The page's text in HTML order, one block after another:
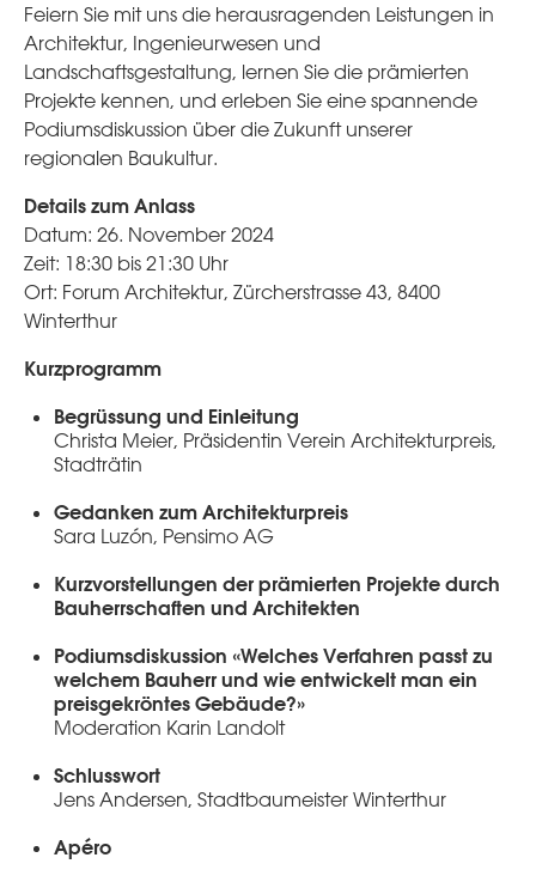
Feiern Sie mit uns die herausragenden Leistungen in
Architektur, Ingenieurwesen und
Landschaftsgestaltung, lernen Sie die prämierten
Projekte kennen, und erleben Sie eine spannende
Podiumsdiskussion über die Zukunft unserer
regionalen Baukultur.
Details zum Anlass
Datum: 26. November 2024
Zeit: 18:30 bis 21:30 Uhr
Ort: Forum Architektur, Zürcherstrasse 43, 8400
Winterthur
Kurzprogramm
Begrüssung und Einleitung
Christa Meier, Präsidentin Verein Architekturpreis,
Stadträtin
Gedanken zum Architekturpreis
Sara Luzón, Pensimo AG
Kurzvorstellungen der prämierten Projekte durch
Bauherrschaften und Architekten
Podiumsdiskussion «Welches Verfahren passt zu
welchem Bauherr und wie entwickelt man ein
preisgekröntes Gebäude?»
Moderation Karin Landolt
Schlusswort
Jens Andersen, Stadtbaumeister Winterthur
Apéro